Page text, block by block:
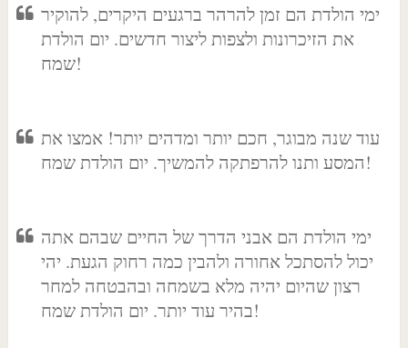
ימי הולדת הם זמן להרהר ברגעים היקרים, להוקיר
את הזיכרונות ולצפות ליצור חדשים. יום הולדת
שמח!
עוד שנה מבוגר, חכם יותר ומדהים יותר! אמצו את
המסע ותנו להרפתקה להמשיך. יום הולדת שמח!
ימי הולדת הם אבני הדרך של החיים שבהם אתה
יכול להסתכל אחורה ולהבין כמה רחוק הגעת. יהי
רצון שהיום יהיה מלא בשמחה ובהבטחה למחר
בהיר עוד יותר. יום הולדת שמח!